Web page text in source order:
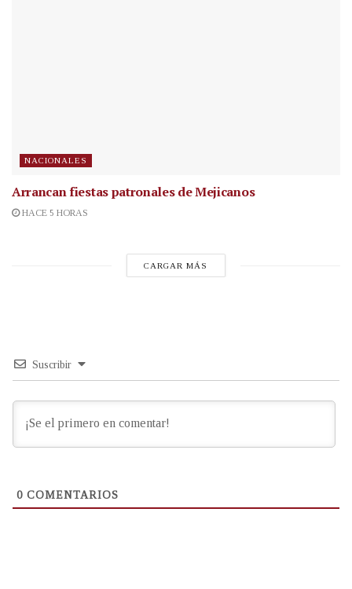
NACIONALES
Arrancan fiestas patronales de Mejicanos
HACE 5 HORAS
CARGAR MÁS
Suscribir
0 COMENTARIOS